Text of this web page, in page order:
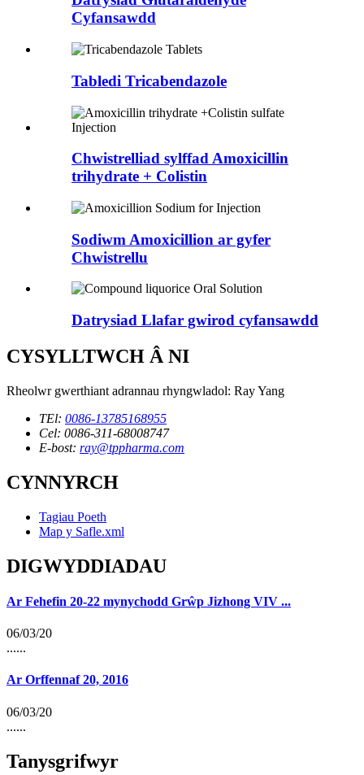
Cyfansawdd
Tabledi Tricabendazole
Chwistrelliad sylffad Amoxicillin
trihydrate + Colistin
Sodiwm Amoxicillion ar gyfer
Chwistrellu
Datrysiad Llafar gwirod cyfansawdd
CYSYLLTWCH Â NI
Rheolwr gwerthiant adrannau rhyngwladol: Ray Yang
TEl: 0086-13785168955
Cel: 0086-311-68008747
E-bost: ray@tppharma.com
CYNNYRCH
Tagiau Poeth
Map y Safle.xml
DIGWYDDIADAU
Ar Fehefin 20-22 mynychodd Grŵp Jizhong VIV ...
06/03/20
......
Ar Orffennaf 20, 2016
06/03/20
......
Tanysgrifwyr